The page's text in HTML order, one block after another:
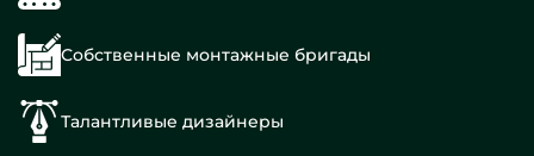
Собственные монтажные бригады
Талантливые дизайнеры